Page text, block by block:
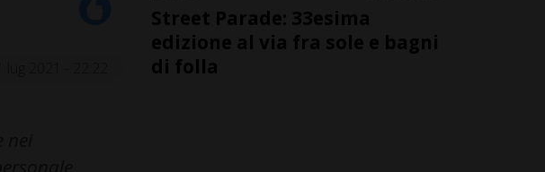
Street Parade: 33esima
edizione al via fra sole e bagni
di folla